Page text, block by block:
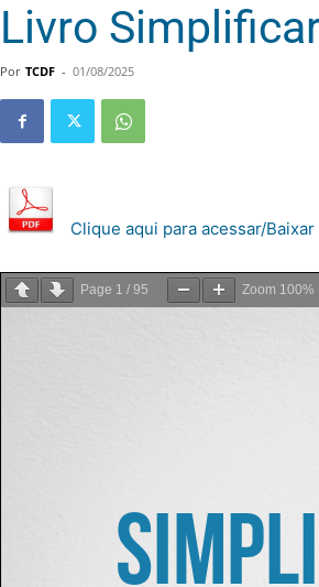
Livro
Por TCDF - 01/08/2025
Clique aqui para acessar/
Page 1 / 95 Zoom 100%